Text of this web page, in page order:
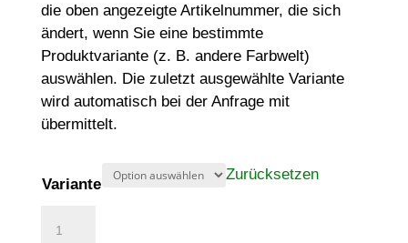
die oben angezeigte Artikelnummer, die sich
ändert, wenn Sie eine bestimmte
Produktvariante (z. B. andere Farbwelt)
auswählen. Die zuletzt ausgewählte Variante
wird automatisch bei der Anfrage mit
übermittelt.
Variante
Zurücksetzen
Menge